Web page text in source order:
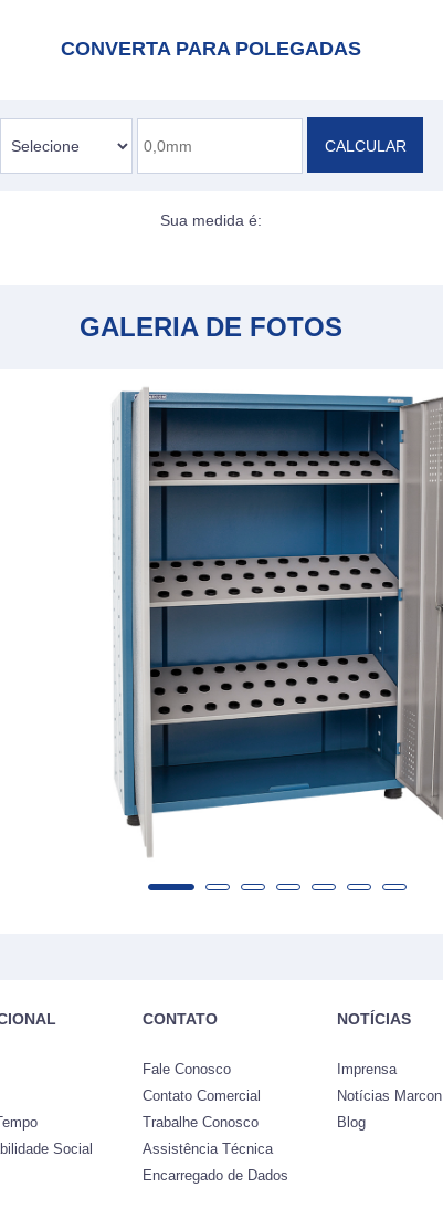
CONVERTA PARA POLEGADAS
CALCULAR
Sua medida é:
GALERIA DE FOTOS
Social
CONTATO
Fale Conosco
Contato Comercial
Trabalhe Conosco
Assistência Técnica
Encarregado de Dados
NOTÍCIAS
Imprensa
Notícias Marcon
Blog